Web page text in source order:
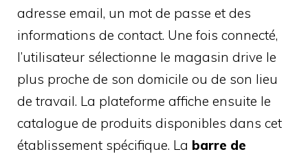
adresse email, un mot de passe et des
informations de contact. Une fois connecté,
l’utilisateur sélectionne le magasin drive le
plus proche de son domicile ou de son lieu
de travail. La plateforme affiche ensuite le
catalogue de produits disponibles dans cet
établissement spécifique. La barre de